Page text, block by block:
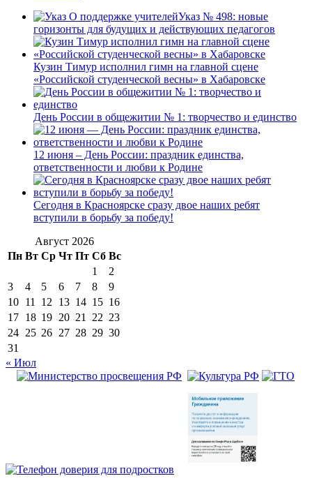
Указ № 498: новые
горизонты для будущих и действующих педагогов
Кузин Тимур исполнил гимн на главной сцене
«Российской студенческой весны» в Хабаровске
День России в общежитии № 1: творчество и единство
12 июня – День России: праздник единства,
ответственности и любви к Родине
Сегодня в Красноярске сразу двое наших ребят
вступили в борьбу за победу!
Август 2026
Пн Вт Ср Чт Пт Сб Вс
1
2
3
4 5 6 7 8
9
10 11 12 13 14 15 16
17 18 19 20 21 22 23
24 25 26 27 28 29 30
31
« Июл